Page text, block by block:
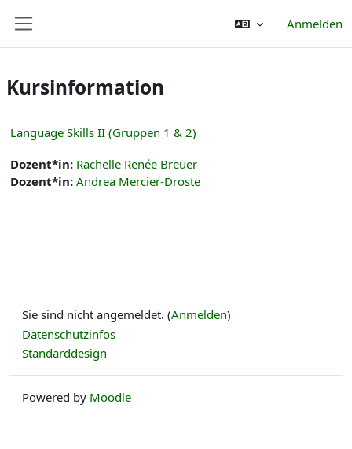
Anmelden
Kursinformation
Language Skills II (Gruppen 1 & 2)
Dozent*in: Rachelle Renée Breuer
Dozent*in: Andrea Mercier-Droste
Sie sind nicht angemeldet. (Anmelden)
Datenschutzinfos
Standarddesign
Powered by Moodle